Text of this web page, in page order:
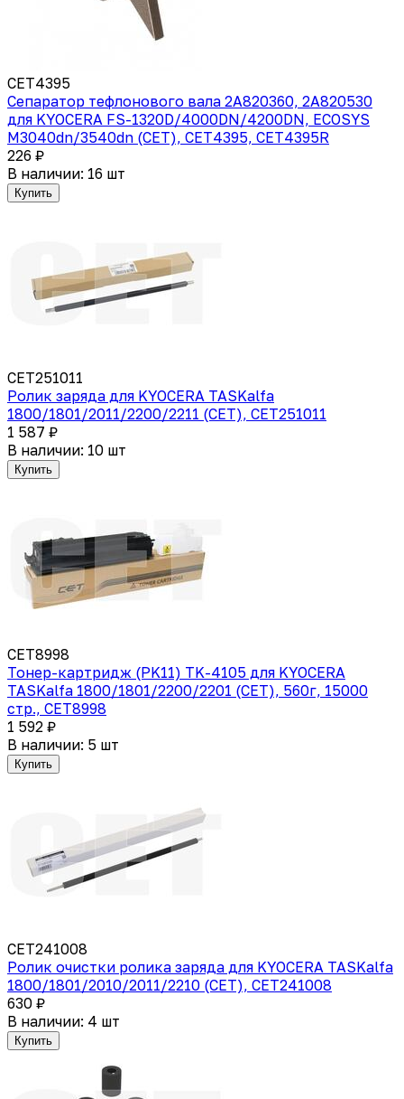
CET4395
Сепаратор тефлонового вала 2A820360, 2A820530
для KYOCERA FS-1320D/4000DN/4200DN, ECOSYS
M3040dn/3540dn (CET), CET4395, CET4395R
226 ₽
В наличии: 16 шт
Купить
CET251011
Ролик заряда для KYOCERA TASKalfa
1800/1801/2011/2200/2211 (CET), CET251011
1 587 ₽
В наличии: 10 шт
Купить
CET8998
Тонер-картридж (PK11) TK-4105 для KYOCERA
TASKalfa 1800/1801/2200/2201 (CET), 560г, 15000
стр., CET8998
1 592 ₽
В наличии: 5 шт
Купить
CET241008
Ролик очистки ролика заряда для KYOCERA TASKalfa
1800/1801/2010/2011/2210 (CET), CET241008
630 ₽
В наличии: 4 шт
Купить